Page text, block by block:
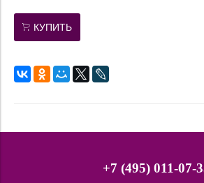
КУПИТЬ
+7 (495) 011-07-